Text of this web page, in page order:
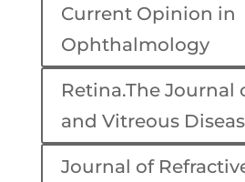
Current Opinion in
Ophthalmology
Retina.The Journal
and Vitreous
Journal of